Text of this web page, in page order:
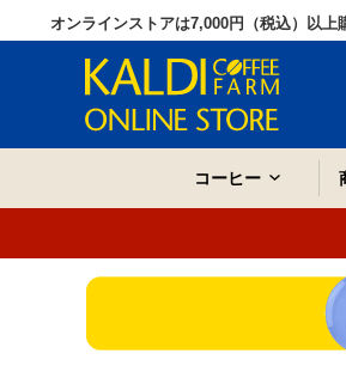
オンラインストアは7,000円（税込）以上
コーヒー